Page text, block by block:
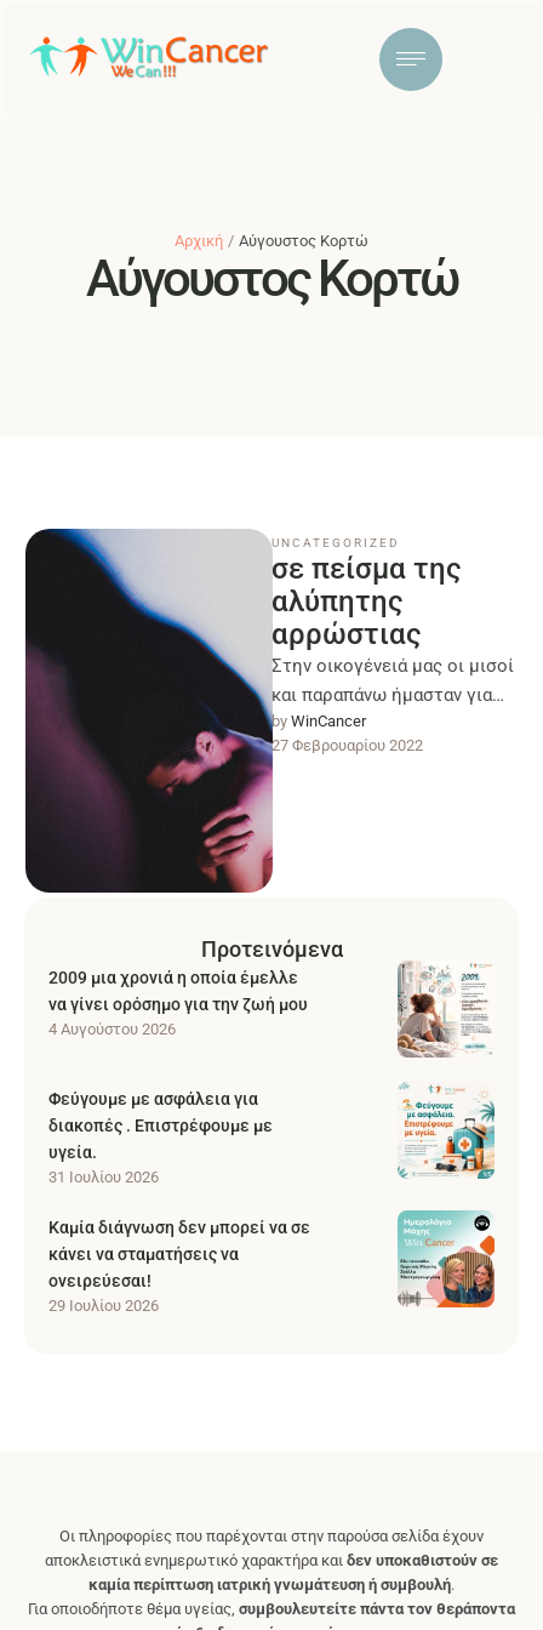
Αρχική / Αύγουστος Κορτώ
Αύγουστος Κορτώ
UNCATEGORIZED
σε πείσμα της
αλύπητης
αρρώστιας
Στην οικογένειά μας οι μισοί
και παραπάνω ήμασταν για
δέσιμο, ωστόσο ο καρκίνος
δεν μας είχε επισκεφθεί.
Έτσι, …
by WinCancer
27 Φεβρουαρίου 2022
Προτεινόμενα
2009 μια χρονιά η οποία έμελλε
να γίνει ορόσημο για την ζωή μου
4 Αυγούστου 2026
Φεύγουμε με ασφάλεια για
διακοπές . Επιστρέφουμε με
υγεία.
31 Ιουλίου 2026
Καμία διάγνωση δεν μπορεί να σε
κάνει να σταματήσεις να
ονειρεύεσαι!
29 Ιουλίου 2026
Οι πληροφορίες που παρέχονται στην παρούσα σελίδα έχουν
αποκλειστικά ενημερωτικό χαρακτήρα και δεν υποκαθιστούν σε
καμία περίπτωση ιατρική γνωμάτευση ή συμβουλή.
Για οποιοδήποτε θέμα υγείας, συμβουλευτείτε πάντα τον θεράποντα